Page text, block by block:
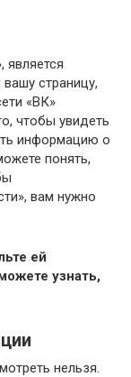
является
страницу,
«ВК»
чтобы увидеть
информацию о
понять,
вам нужно
ей
узнать,
нельзя.